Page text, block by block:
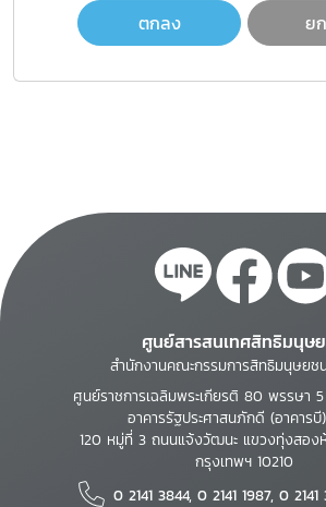
ตกลง ย
ศูนย์สารสนเทศสิทธิมนุษ
สำนักงานคณะกรรมการสิทธิมนุษยช
ศูนย์ราชการเฉลิมพระเกียรติ 80 พรรษา
อาคารรัฐประศาสนภักดี (อาคาร
120 หมู่ที่ 3 ถนนแจ้งวัฒนะ แขวงทุ่งสอง
กรุงเทพฯ 10210
0 2141 3844, 0 2141 1987, 0 2141